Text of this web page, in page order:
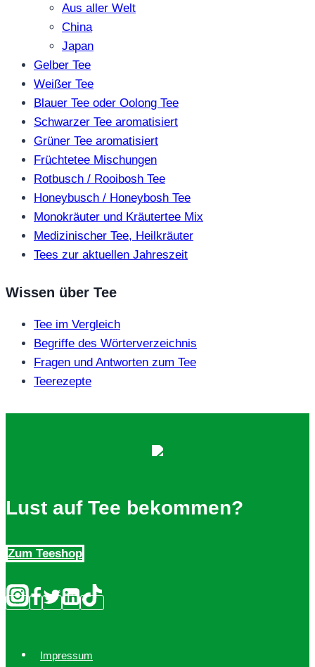
Aus aller Welt
China
Japan
Gelber Tee
Weißer Tee
Blauer Tee oder Oolong Tee
Schwarzer Tee aromatisiert
Grüner Tee aromatisiert
Früchtetee Mischungen
Rotbusch / Rooibosh Tee
Honeybusch / Honeybosh Tee
Monokräuter und Kräutertee Mix
Medizinischer Tee, Heilkräuter
Tees zur aktuellen Jahreszeit
Wissen über Tee
Tee im Vergleich
Begriffe des Wörterverzeichnis
Fragen und Antworten zum Tee
Teerezepte
Lust auf Tee bekommen?
Zum Teeshop
Impressum